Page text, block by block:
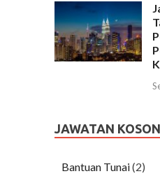
JAWATAN
Bantuan Tunai(2)